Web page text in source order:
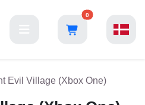
0
Evil Village (Xbox One)